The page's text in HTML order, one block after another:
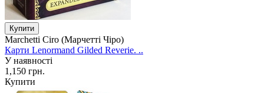
Marchetti Ciro (Марчетті Чіро)
Карти Lenormand Gilded Reverie. ..
У наявності
1,150 грн.
Купити